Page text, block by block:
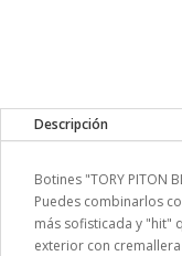
Descripción
Botines "TORY PITON
Puedes combinarlos
más sofisticada y "hit"
exterior con